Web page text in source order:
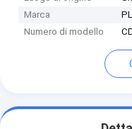
Marca
Numero di modello